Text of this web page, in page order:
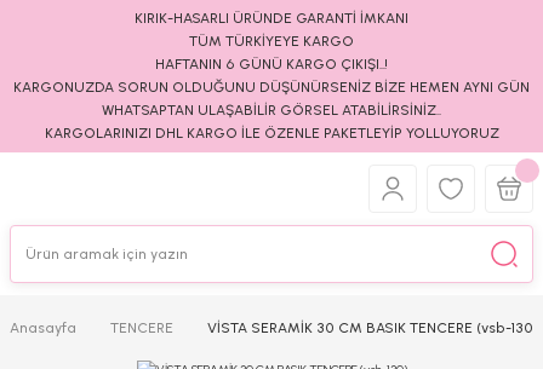
KIRIK-HASARLI ÜRÜNDE GARANTİ İMKANI
TÜM TÜRKİYEYE KARGO
HAFTANIN 6 GÜNÜ KARGO ÇIKIŞI..!
KARGONUZDA SORUN OLDUĞUNU DÜŞÜNÜRSENİZ BİZE HEMEN AYNI GÜN
WHATSAPTAN ULAŞABİLİR GÖRSEL ATABİLİRSİNİZ..
KARGOLARINIZI DHL KARGO İLE ÖZENLE PAKETLEYİP YOLLUYORUZ
Anasayfa TENCERE VİSTA SERAMİK 30 CM BASIK TENCERE (vsb-130)